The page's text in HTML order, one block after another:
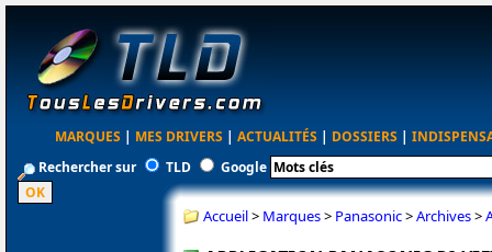
MARQUES | MES DRIVERS | ACTUALITÉS | DOSSIERS |
Rechercher sur
TLD Google
Accueil> Marques> Panasonic>Archives>